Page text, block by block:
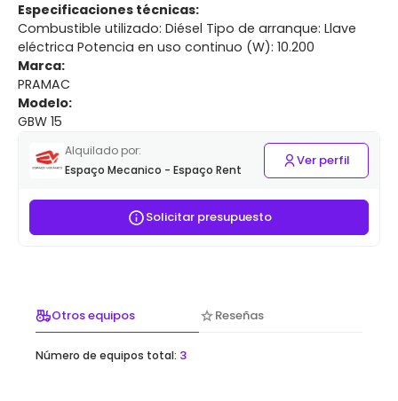
Especificaciones técnicas:
Combustible utilizado: Diésel Tipo de arranque: Llave
eléctrica Potencia en uso continuo (W): 10.200
Marca:
PRAMAC
Modelo:
GBW 15
Alquilado por:
Espaço Mecanico - Espaço Rent
Ver perfil
Solicitar presupuesto
Otros equipos Reseñas
Número de equipos total: 3